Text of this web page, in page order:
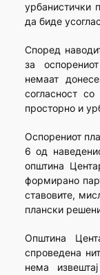
урбанистички
да биде
Според
за
немаат
согласност
просторно и
Оспорениот
6 од
општина
формирано
ставовите,
плански
Општина
спроведена
нема